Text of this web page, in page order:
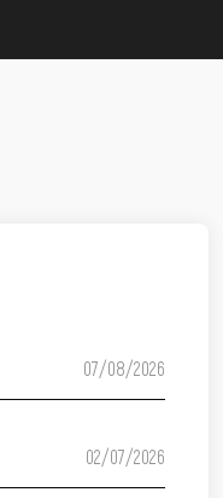
07/08/2026
02/07/2026